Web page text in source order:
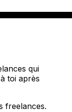
qui
toi après
freelances.